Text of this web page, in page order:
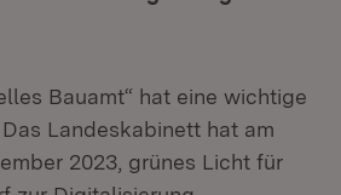
Bauamt“ hat eine wichtige
Landeskabinett hat am
2023, grünes Licht für